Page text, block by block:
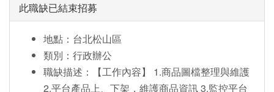
此職缺已結束招募
地點：台北松山區
類別：行政辦公
職缺描述：【工作內容】 1.商品圖檔整理與維護
2.平台產品上、下架，維護商品資訊 3.監控平台